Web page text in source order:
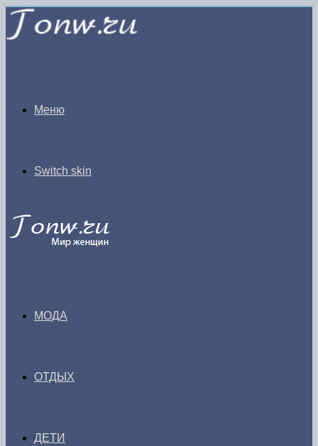
Меню
Switch skin
МОДА
ОТДЫХ
ДЕТИ